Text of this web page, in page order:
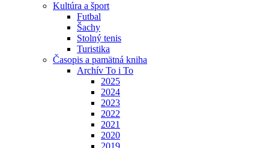
Kultúra a šport
Futbal
Šachy
Stolný tenis
Turistika
Časopis a pamätná kniha
Archív To i To
2025
2024
2023
2022
2021
2020
2019